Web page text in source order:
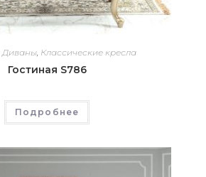
Диваны Классические кресла
Гостиная S786
Подробнее